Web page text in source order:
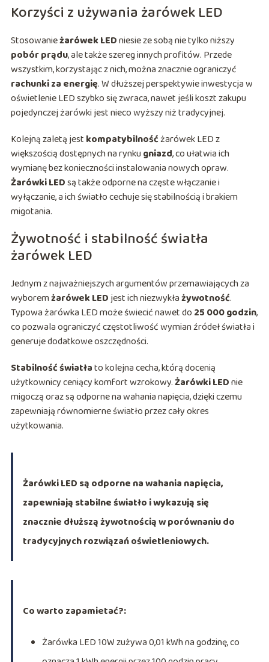
Korzyści z używania żarówek LED
Stosowanieżarówek LEDniesie ze sobą nie tylko niższy
pobór prądu, ale także szereg innych profitów. Przede
wszystkim, korzystając z nich, można znacznie ograniczyć
rachunki za energię. W dłuższej perspektywie inwestycja w
oświetlenie LED szybko się zwraca, nawet jeśli koszt zakupu
pojedynczej żarówki jest nieco wyższy niż tradycyjnej.
Kolejną zaletą jest kompatybilnośćżarówek LED z
większością dostępnych na rynkugniazd, co ułatwia ich
wymianę bez konieczności instalowania nowych opraw.
Żarówki LEDsą także odporne na częste włączanie i
wyłączanie, a ich światło cechuje się stabilnością i brakiem
migotania.
Żywotność i stabilność światła
żarówek LED
Jednym z najważniejszych argumentów przemawiających za
wyboremżarówek LEDjest ich niezwykłażywotność.
Typowa żarówka LED może świecić nawet do 25 000 godzin,
co pozwala ograniczyć częstotliwość wymian źródeł światła i
generuje dodatkowe oszczędności.
Stabilność światłato kolejna cecha, którą docenią
użytkownicy ceniący komfort wzrokowy.Żarówki LEDnie
migoczą oraz są odporne na wahania napięcia, dzięki czemu
zapewniają równomierne światło przez cały okres
użytkowania.
Żarówki LED są odporne na wahania napięcia,
zapewniają stabilne światło i wykazują się
znacznie dłuższą żywotnością w porównaniu do
tradycyjnych rozwiązań oświetleniowych.
Co warto zapamietać?:
Żarówka LED 10W zużywa 0,01 kWh na godzinę, co